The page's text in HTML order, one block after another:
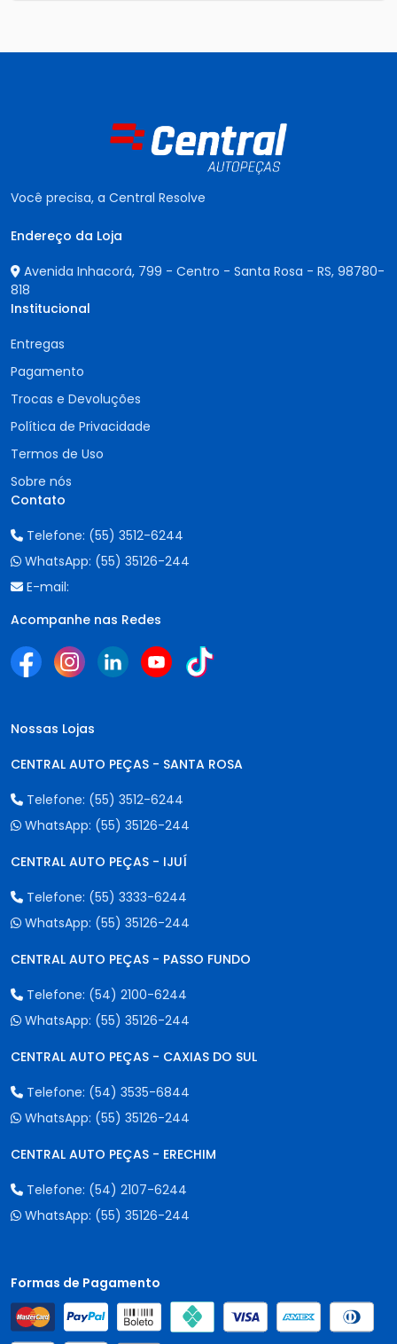
Você precisa, a Central Resolve
Endereço da Loja
Avenida Inhacorá, 799 - Centro - Santa Rosa - RS, 98780-
818
Institucional
Entregas
Pagamento
Trocas e Devoluções
Política de Privacidade
Termos de Uso
Sobre nós
Contato
Telefone: (55) 3512-6244
WhatsApp: (55) 35126-244
E-mail:
Acompanhe nas Redes
Nossas Lojas
CENTRAL AUTO PEÇAS - SANTA ROSA
Telefone: (55) 3512-6244
WhatsApp: (55) 35126-244
CENTRAL AUTO PEÇAS - IJUÍ
Telefone: (55) 3333-6244
WhatsApp: (55) 35126-244
CENTRAL AUTO PEÇAS - PASSO FUNDO
Telefone: (54) 2100-6244
WhatsApp: (55) 35126-244
CENTRAL AUTO PEÇAS - CAXIAS DO SUL
Telefone: (54) 3535-6844
WhatsApp: (55) 35126-244
CENTRAL AUTO PEÇAS - ERECHIM
Telefone: (54) 2107-6244
WhatsApp: (55) 35126-244
Formas de Pagamento